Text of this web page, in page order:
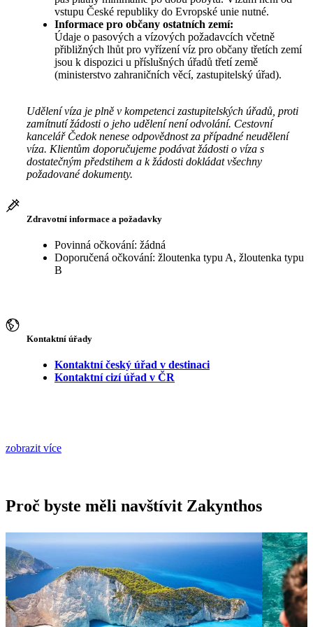
vstupu České republiky do Evropské unie nutné.
Informace pro občany ostatních zemí:
Údaje o pasových a vízových požadavcích včetně
přibližných lhůt pro vyřízení víz pro občany třetích zemí
jsou k dispozici u příslušných úřadů třetí země
(ministerstvo zahraničních věcí, zastupitelský úřad).
Udělení víza je plně v kompetenci zastupitelských úřadů, proti
zamítnutí žádosti o jeho udělení není odvolání. Cestovní
kancelář Čedok nenese odpovědnost za případné neudělení
víza. Klientům doporučujeme podávat žádosti o víza s
dostatečným předstihem a k žádosti dokládat všechny
požadované dokumenty.
Zdravotní informace a požadavky
Povinná očkování: žádná
Doporučená očkování: žloutenka typu A, žloutenka typu
B
Kontaktní úřady
Kontaktní český úřad v destinaci
Kontaktní cizí úřad v ČR
zobrazit více
Proč byste měli navštívit Zakynthos